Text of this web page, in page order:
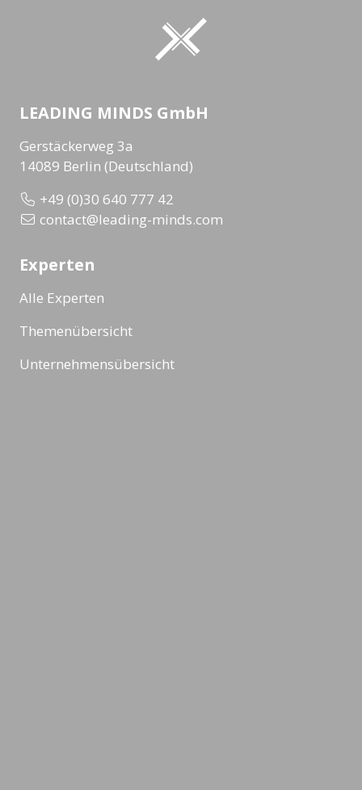
LEADING MINDS GmbH
Gerstäckerweg 3a
14089 Berlin (Deutschland)
+49 (0)30 640 777 42
contact@leading-minds.com
Experten
Alle Experten
Themenübersicht
Unternehmensübersicht